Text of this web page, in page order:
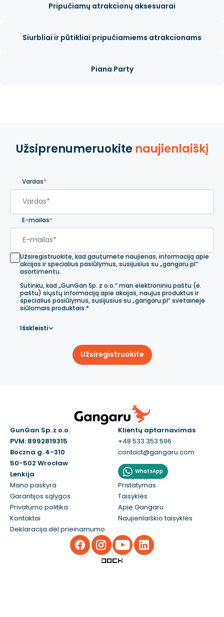
Pripučiamų atrakcionų aksesuarai
Siurbliai ir pūtikliai pripučiamiems atrakcionams
Piana Party
Užsiprenumeruokite naujienlaiškį
Vardas*
E-mailas*
Užsiregistruokite, kad gautumėte naujienas, informaciją apie
akcijas ir specialius pasiūlymus, susijusius su „gangaru.pl“
asortimentu.
Sutinku, kad „GunGan Sp. z o.o.“ man elektroniniu paštu (e.
paštu) siųstų informaciją apie akcijas, naujus produktus ir
specialius pasiūlymus, susijusius su „gangaru.pl“ svetainėje
siūlomais produktais.*
Išskleisti
Užsiregistruokite
GunGan Sp. z o.o.
PVM: 8992819315
Boczna g. 4-310
50-502 Wrocław
Lenkija
Klientų aptarnavimas
+48 533 353 596
contact@gangaru.com
WhatsApp
Mano paskyra
Pristatymas
Garantijos sąlygos
Taisyklės
Privatumo politika
Apie Gangaru
Kontaktai
Naujienlaiškio taisyklės
Deklaracija dėl prieinamumo